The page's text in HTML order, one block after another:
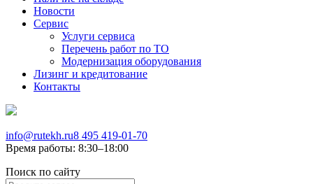
Новости
Сервис
Услуги сервиса
Перечень работ по ТО
Модернизация оборудования
Лизинг и кредитование
Контакты
info@rutekh.ru8 495 419-01-70
Время работы: 8:30–18:00
Поиск по сайту